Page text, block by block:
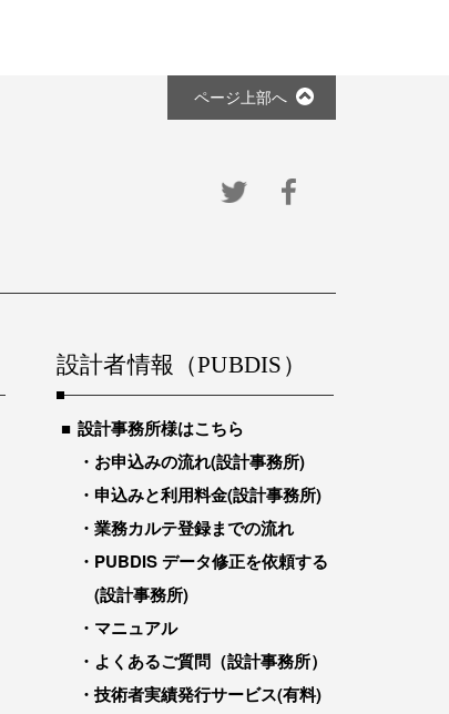
ページ上部へ
設計者情報（PUBDIS）
設計事務所様はこちら
お申込みの流れ(設計事務所)
申込みと利用料金(設計事務所)
業務カルテ登録までの流れ
PUBDIS データ修正を依頼する
(設計事務所)
マニュアル
よくあるご質問（設計事務所）
技術者実績発行サービス(有料)